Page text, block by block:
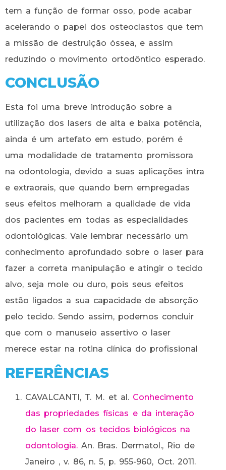
tem a função de formar osso, pode acabar
acelerando o papel dos osteoclastos que tem
a missão de destruição óssea, e assim
reduzindo o movimento ortodôntico esperado.
CONCLUSÃO
Esta foi uma breve introdução sobre a
utilização dos lasers de alta e baixa potência,
ainda é um artefato em estudo, porém é
uma modalidade de tratamento promissora
na odontologia, devido a suas aplicações intra
e extraorais, que quando bem empregadas
seus efeitos melhoram a qualidade de vida
dos pacientes em todas as especialidades
odontológicas. Vale lembrar necessário um
conhecimento aprofundado sobre o laser para
fazer a correta manipulação e atingir o tecido
alvo, seja mole ou duro, pois seus efeitos
estão ligados a sua capacidade de absorção
pelo tecido. Sendo assim, podemos concluir
que com o manuseio assertivo o laser
merece estar na rotina clínica do profissional
REFERÊNCIAS
CAVALCANTI, T. M. et al. Conhecimento
das propriedades físicas e da interação
do laser com os tecidos biológicos na
odontologia. An. Bras. Dermatol., Rio de
Janeiro , v. 86, n. 5, p. 955-960, Oct. 2011.